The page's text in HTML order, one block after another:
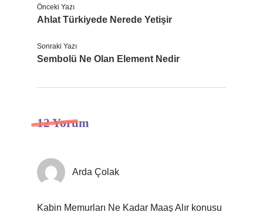
Önceki Yazı
Ahlat Türkiyede Nerede Yetişir
Sonraki Yazı
Sembolü Ne Olan Element Nedir
12 Yorum
Arda Çolak
Kabin Memurları Ne Kadar Maaş Alır konusu